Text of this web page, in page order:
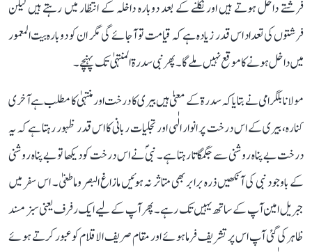
فرشتے داخل ہوتے ہیں اور نکلنے کے بعد دوبارہ داخلہ کے انتظار میں رہتے ہیں لیکن
فرشتوں کی تعداد اس قدر زیادہ ہے کہ قیامت تو آجائے گی مگر ان کو دوبارہ بیت المعمور
میں داخل ہونے کا موقع نہیں ملے گا۔ پھر نبی سدرة المنتہیٰ تک پہنچے۔
مولانا بلگرامی نے بتایا کہ سدرة کے معنیٰ ہیں بیری کا درخت اور منتہیٰ کا مطلب ہے آخری
کنارہ، بیری کے اس درخت پر انوار الٰہی اور تجلیات ربانی کا اس قدر ظہور رہتا ہے کہ یہ
درخت بے پناہ روشنی سے جگمگا تا رہتا ہے۔ نبیؐ نے اس درخت کو دیکھا تو بے پناہ روشنی
کے باوجود نبی کی آنکھیں ذرہ برابر بھی متاثر نہ ہوئیں مازاغ البصر وما طغیٰ۔ اس سفر میں
جبریل امین آپ کے ساتھ یہیں تک رہے۔ پھر آپ کے لیے ایک رفرف یعنی سبز مسند
ظاہر کی گئی آپ اس پر تشریف فرما ہوئے اور مقام صریف الاقلام کو عبور کرتے ہوئے